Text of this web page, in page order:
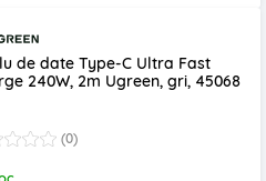
de date Type-C Ultra Fast
240W, 2m Ugreen, gri, 45068
(0)